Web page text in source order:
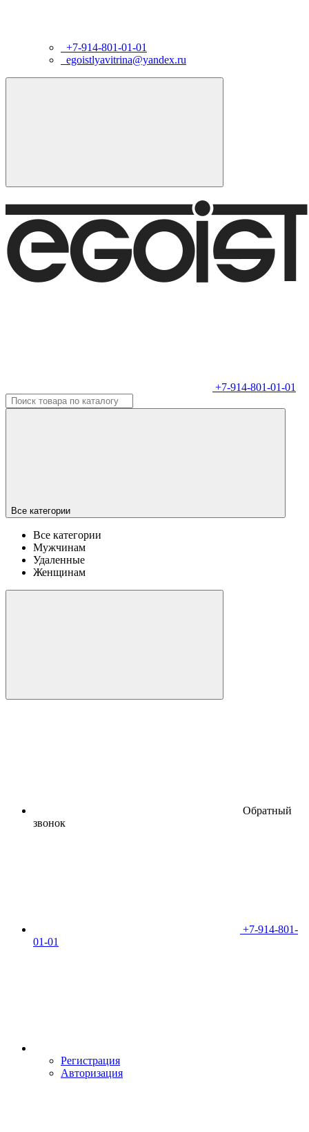
+7-914-801-01-01
egoistlyavitrina@yandex.ru
+7-914-801-01-01
Все категории
Все категории
Мужчинам
Удаленные
Женщинам
Обратный
звонок
+7-914-801-
01-01
Регистрация
Авторизация